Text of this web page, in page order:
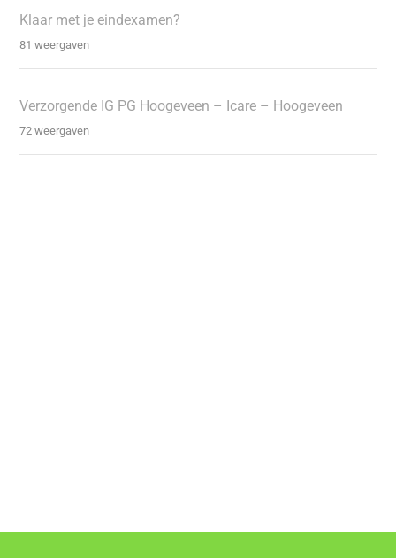
Klaar met je eindexamen?
81 weergaven
Verzorgende IG PG Hoogeveen – Icare – Hoogeveen
72 weergaven